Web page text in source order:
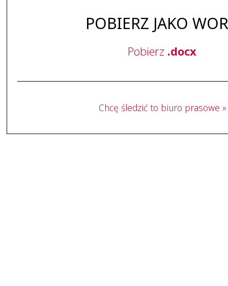
POBIERZ JAKO
Pobierz .docx
Chcę śledzić to biuro prasowe »